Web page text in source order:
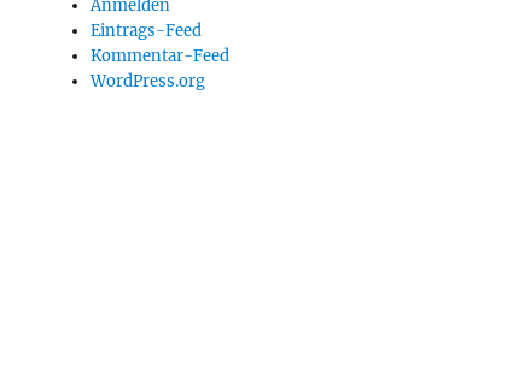
Anmelden
Eintrags-Feed
Kommentar-Feed
WordPress.org